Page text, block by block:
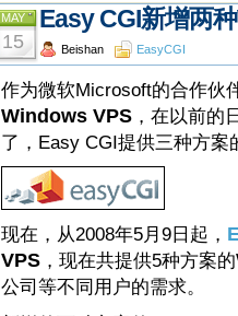
MAY
15
Easy CGI新增两
Beishan EasyCGI
作为微软Microsoft的合作伙
Windows VPS ，在以前的
了，Easy CGI提供三种方案
现在，从2008年5月9日起，
VPS ，现在共提供5种方案
公司等不同用户的需求。